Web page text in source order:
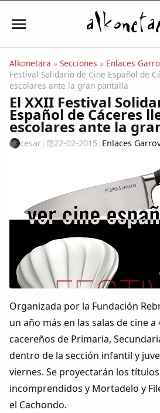
Iniciar sesión
Mi Cuenta
Actualidad
Comunidad
Colaboradores
AlkoTV
Biblioteca
Periódico Alconétar
Foros
Alkonetara » Secciones » Enlaces
Festival Solidario de Cine Español de
escolares ante la gran pantalla
El XXII Festival
Español de Cáceres
escolares ante la
cesar| 22-02-2015| Enlaces
Organizada por la Fundación
un año más en las salas de cine a
cacereños de Primaria,
dentro de la sección infantil y
viernes. Se proyectarán los
incomprendidos y Mortadelo y
el Cachondo.